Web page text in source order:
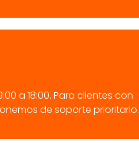
a 18:00. Para clientes con
de soporte prioritario.